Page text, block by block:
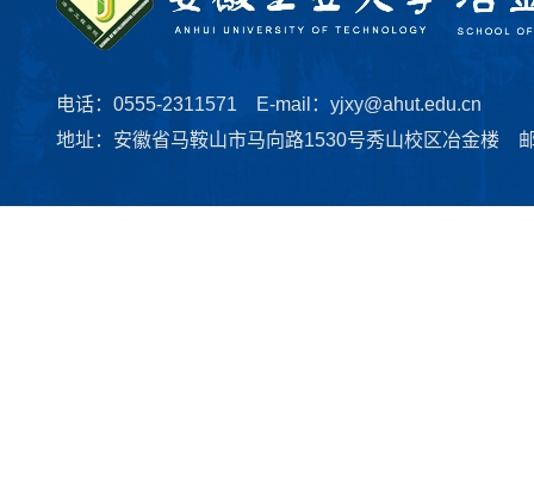
电话：0555-2311571 E-mail：yjxy@ahut.edu.cn
地址：安徽省马鞍山市马向路1530号秀山校区冶金楼